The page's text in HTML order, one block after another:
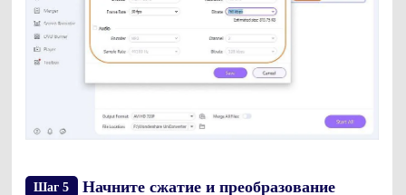
Шаг 5 Начните сжатие и преобразование